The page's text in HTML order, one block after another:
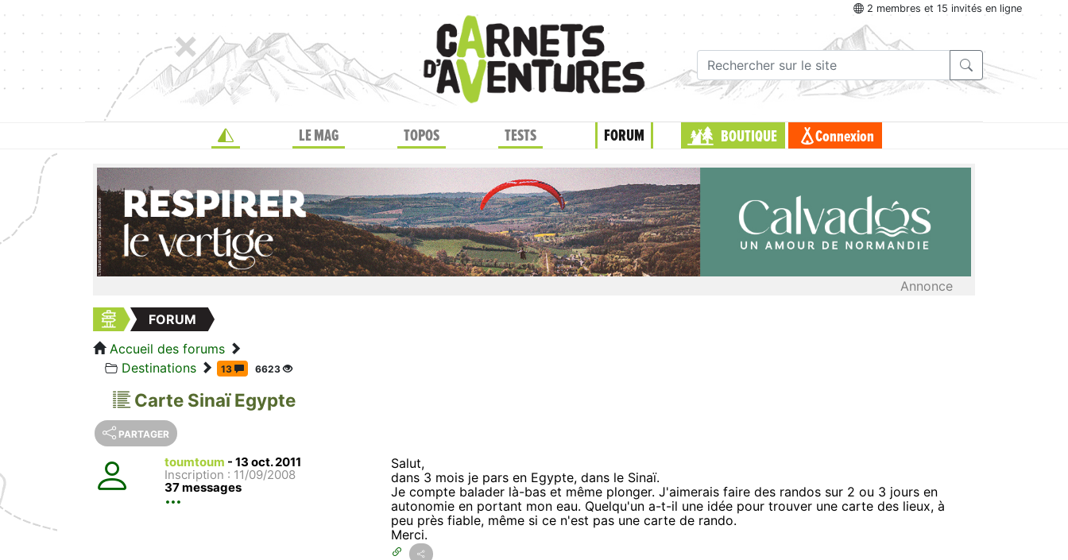
2 membres et 15 invités en ligne
LE MAG TOPOS TESTS FORUM BOUTIQUE Connexion
Annonce
FORUM
Accueil des forums
Destinations
13 6623
Carte Sinaï Egypte
PARTAGER
toumtoum - 13 oct. 2011
Inscription : 11/09/2008
37 messages
Salut,
dans 3 mois je pars en Egypte, dans le Sinaï.
Je compte balader là-bas et même plonger. J'aimerais faire des randos sur 2 ou 3 jours en
autonomie en portant mon eau. Quelqu'un a-t-il une idée pour trouver une carte des lieux, à
peu près fiable, même si ce n'est pas une carte de rando.
Merci.